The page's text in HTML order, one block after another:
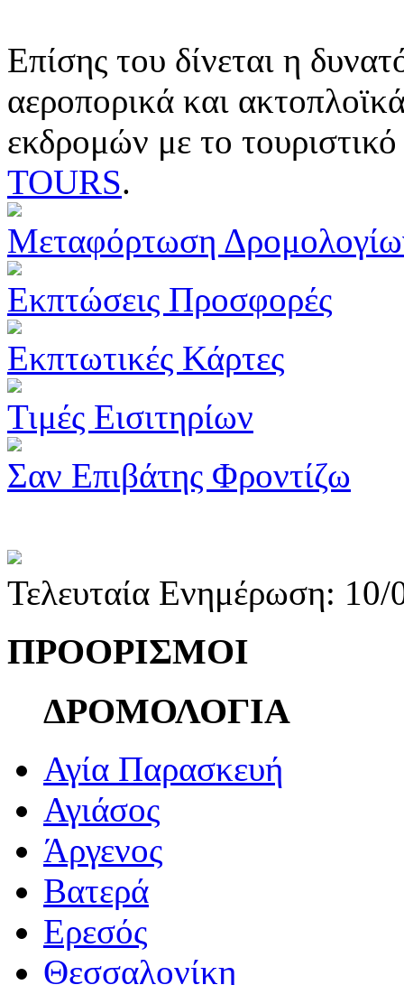
Επίσης του δίνεται η
αεροπορικά και
εκδρομών με το
TOURS.
Μεταφόρτωση
Εκπτώσεις Προσφορές
Εκπτωτικές Κάρτες
Τιμές Εισιτηρίων
Σαν Επιβάτης Φροντίζω
Τελευταία Ενημέρωση:
ΠΡΟΟΡΙΣΜΟΙ
ΔΡΟΜΟΛΟΓΙΑ
Αγία Παρασκευή
Αγιάσος
Άργενος
Βατερά
Ερεσός
Θεσσαλονίκη